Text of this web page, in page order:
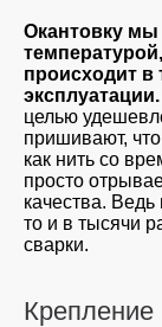
Окантовку
происходит в
эксплуатации.
целью
пришивают,
как нить со
просто
качества.
то и в тысячи
сварки.
Крепление